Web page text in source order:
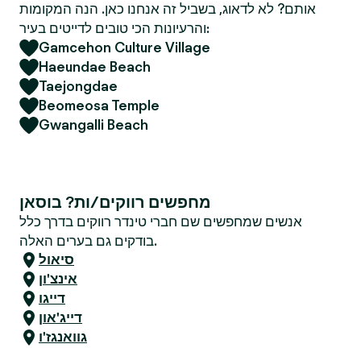
אותם? לא לדאוג, בשביל זה אנחנו כאן. הנה המקומות
והרעיונות הכי טובים לדייטים בעיר:
Gamcehon Culture Village
Haeundae Beach
Taejongdae
Beomeosa Temple
Gwangalli Beach
מחפשים רווקים/ות? בוסאן
אנשים שמחפשים שם חברי טינדר רווקים בדרך כלל
בודקים גם בערים האלה.
סיאול
אינצ'ון
דייגו
דייג'און
גוואנגז'ו